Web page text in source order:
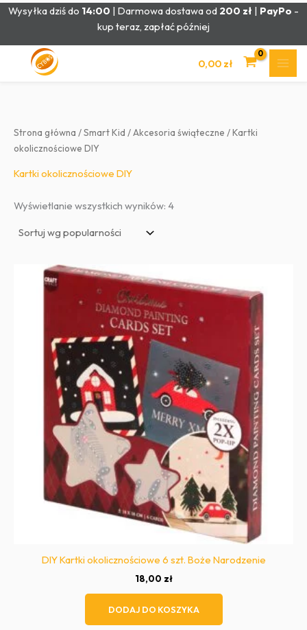
Przejdź
Wysyłka dziś do 14:00 | Darmowa dostawa od 200 zł | PayPo -
kup teraz, zapłać później
0,00 zł
Strona główna /Smart Kid /Akcesoria świąteczne / Kartki
okolicznościowe DIY
Kartki okolicznościowe DIY
Wyświetlanie wszystkich wyników: 4Posortowane
DIY Kartki okolicznościowe 6 szt. Boże Narodzenie
18,00 zł
DODAJ DO KOSZYKA